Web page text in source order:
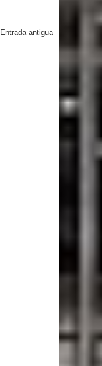
Entrada antigua